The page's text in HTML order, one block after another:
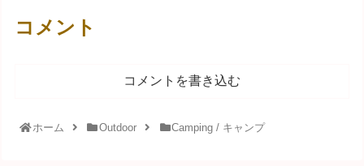
コメント
コメントを書き込む
ホーム Outdoor Camping / キャンプ